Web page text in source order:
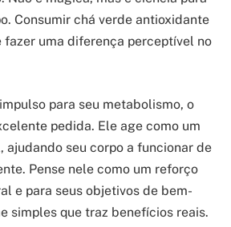
Consumir chá verde antioxidante
fazer uma diferença perceptível no
para seu metabolismo, o
pedida. Ele age como um
seu corpo a funcionar de
Pense nele como um reforço
e para seus objetivos de bem-
simples que traz benefícios reais.